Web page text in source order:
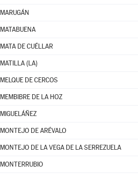
MARUGÁN
MATABUENA
MATA DE CUÉLLAR
MATILLA (LA)
MELQUE DE CERCOS
MEMBIBRE DE LA HOZ
MIGUELÁÑEZ
MONTEJO DE ARÉVALO
MONTEJO DE LA VEGA DE LA SERREZUELA
MONTERRUBIO